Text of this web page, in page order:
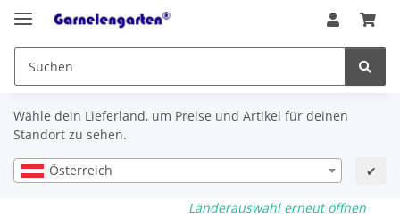
Wähle dein Lieferland, um Preise und Artikel für deinen
Standort zu sehen.
Österreich ✔
Länderauswahl erneut öffnen